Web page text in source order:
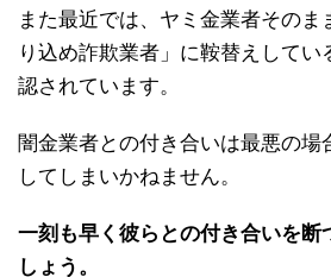
また最近では、ヤミ金業者そのま
り込め詐欺業者」に鞍替えしてい
認されています。
闇金業者との付き合いは最悪の場
してしまいかねません。
一刻も早く彼らとの付き合いを断
しょう。